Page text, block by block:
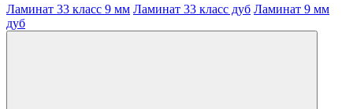
Ламинат 33 класс 9 мм Ламинат 33 класс дуб Ламинат 9 мм
дуб